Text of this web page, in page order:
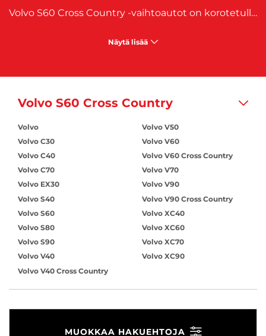
Volvo S60 Cross Country -vaihtoautot on korotetulla maavaralla varusteltu auto. Luotettava ja tilava henkilöauto on sisarmalli
Näytä lisää
Volvo S60 Cross Country
Volvo
Volvo C30
Volvo C40
Volvo C70
Volvo EX30
Volvo S40
Volvo S60
Volvo S80
Volvo S90
Volvo V40
Volvo V40 Cross Country
Volvo V50
Volvo V60
Volvo V60 Cross Country
Volvo V70
Volvo V90
Volvo V90 Cross Country
Volvo XC40
Volvo XC60
Volvo XC70
Volvo XC90
MUOKKAA HAKUEHTOJA